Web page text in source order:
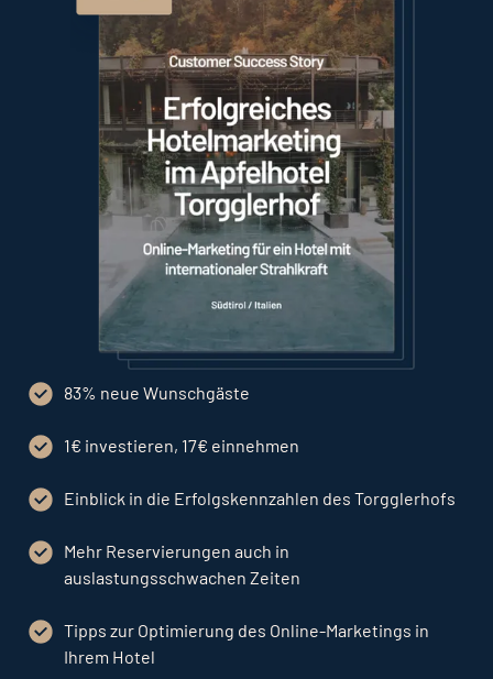
83% neue Wunschgäste
1€ investieren, 17€ einnehmen
Einblick in die Erfolgskennzahlen des Torgglerhofs
Mehr Reservierungen auch in
auslastungsschwachen Zeiten
Tipps zur Optimierung des Online-Marketings in
Ihrem Hotel